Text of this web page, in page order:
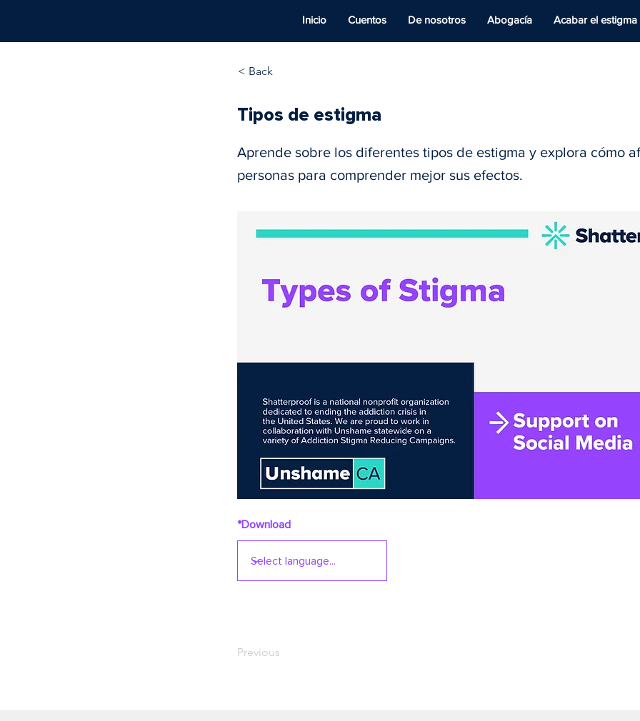
Inicio Cuentos De nosotros Abogacía Acabar el estigma
< Back
Tipos de estigma
Aprende sobre los diferentes tipos de estigma y explora cómo
personas para comprender mejor sus efectos.
*Download
Previous